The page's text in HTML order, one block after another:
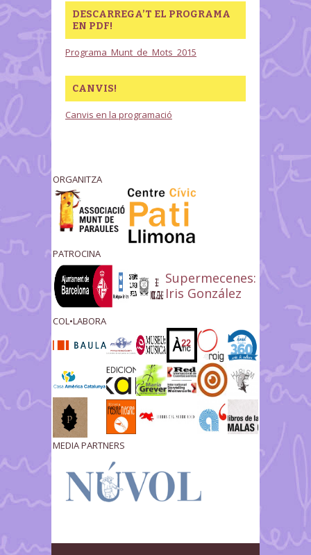
DESCARREGA’T EL PROGRAMA
EN PDF!
Programa_Munt_de_Mots_2015
CANVIS!
Canvis en la programació
ORGANITZA
PATROCINA
Supermecenes:
Iris González
COL•LABORA
MEDIA PARTNERS